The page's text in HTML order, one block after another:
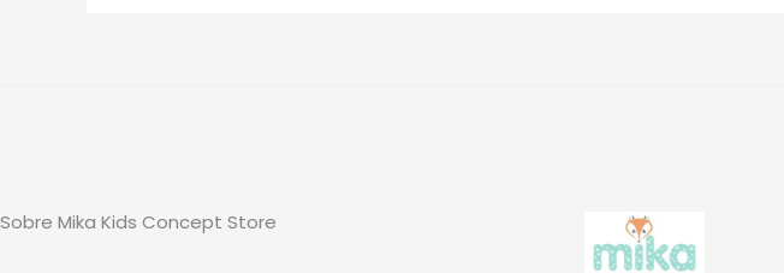
Sobre Mika Kids Concept Store